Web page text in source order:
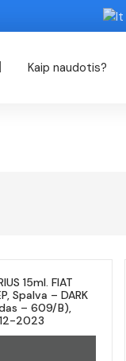
Kaip naudotis?
15ml. FIAT
Spalva – DARK
– 609/B),
2023